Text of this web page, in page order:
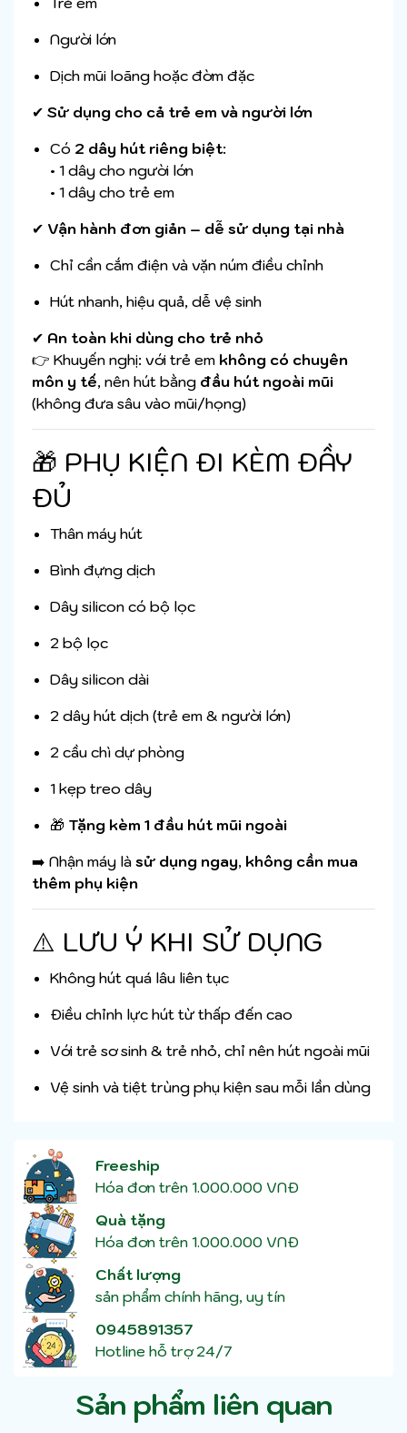
Người lớn
Dịch mũi loãng hoặc đờm đặc
✔ Sử dụng cho cả trẻ em và người lớn
Có 2 dây hút riêng biệt:
• 1 dây cho người lớn
• 1 dây cho trẻ em
✔ Vận hành đơn giản – dễ sử dụng tại nhà
Chỉ cần cắm điện và vặn núm điều chỉnh
Hút nhanh, hiệu quả, dễ vệ sinh
✔ An toàn khi dùng cho trẻ nhỏ
👉 Khuyến nghị: với trẻ em không có chuyên
môn y tế, nên hút bằng đầu hút ngoài mũi
(không đưa sâu vào mũi/họng)
🎁 PHỤ KIỆN ĐI KÈM ĐẦY
ĐỦ
Thân máy hút
Bình đựng dịch
Dây silicon có bộ lọc
2 bộ lọc
Dây silicon dài
2 dây hút dịch (trẻ em & người lớn)
2 cầu chì dự phòng
1 kẹp treo dây
🎁 Tặng kèm 1 đầu hút mũi ngoài
➡️ Nhận máy là sử dụng ngay, không cần mua
thêm phụ kiện
⚠️ LƯU Ý KHI SỬ DỤNG
Không hút quá lâu liên tục
Điều chỉnh lực hút từ thấp đến cao
Với trẻ sơ sinh & trẻ nhỏ, chỉ nên hút ngoài mũi
Vệ sinh và tiệt trùng phụ kiện sau mỗi lần dùng
Freeship
Hóa đơn trên 1.000.000 VNĐ
Quà tặng
Hóa đơn trên 1.000.000 VNĐ
Chất lượng
sản phẩm chính hãng, uy tín
0945891357
Hotline hỗ trợ 24/7
Sản phẩm liên quan